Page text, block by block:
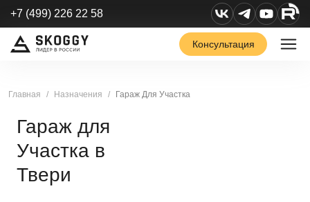
+7 (499) 226 22 58
Консультация
Главная Назначения Гараж Для Участка
Гараж для
Участка в
Твери